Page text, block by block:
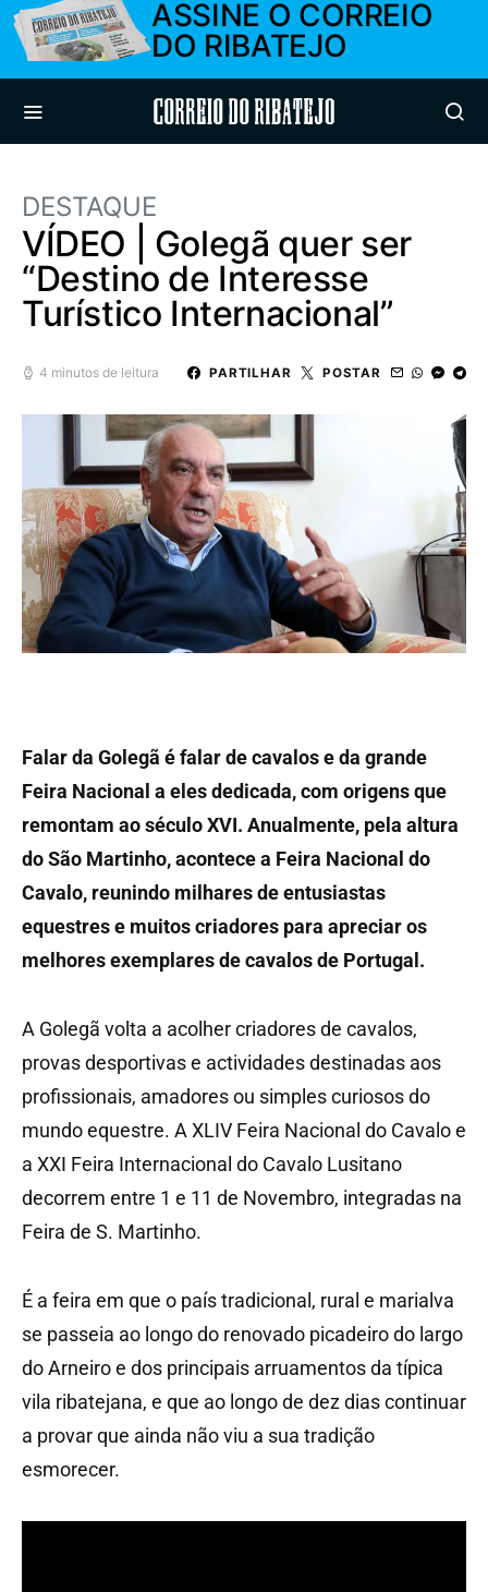
ASSINE O CORREIO
DO RIBATEJO
Correio do Ribatejo
DESTAQUE
VÍDEO | Golegã quer ser
“Destino de Interesse
Turístico Internacional”
4 minutos de leitura PARTILHAR POSTAR
Falar da Golegã é falar de cavalos e da grande
Feira Nacional a eles dedicada, com origens que
remontam ao século XVI. Anualmente, pela altura
do São Martinho, acontece a Feira Nacional do
Cavalo, reunindo milhares de entusiastas
equestres e muitos criadores para apreciar os
melhores exemplares de cavalos de Portugal.
A Golegã volta a acolher criadores de cavalos,
provas desportivas e actividades destinadas aos
profissionais, amadores ou simples curiosos do
mundo equestre. A XLIV Feira Nacional do Cavalo e
a XXI Feira Internacional do Cavalo Lusitano
decorrem entre 1 e 11 de Novembro, integradas na
Feira de S. Martinho.
É a feira em que o país tradicional, rural e marialva
se passeia ao longo do renovado picadeiro do largo
do Arneiro e dos principais arruamentos da típica
vila ribatejana, e que ao longo de dez dias continuar
a provar que ainda não viu a sua tradição
esmorecer.